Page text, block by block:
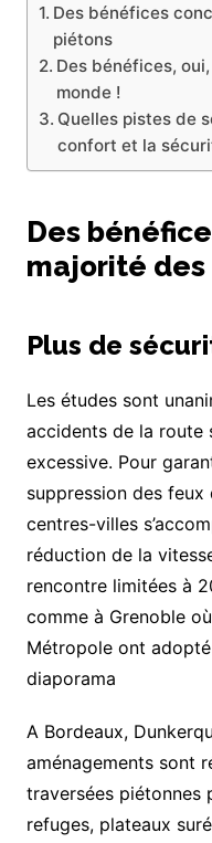
Des bénéfices
piétons
Des bénéfices,
monde !
Quelles pistes de
confort et la
Des
majorité
Plus de
Les études sont
accidents de la route
excessive. Pour
suppression des
centres-villes
réduction de la
rencontre limitées à
comme à Grenoble
Métropole ont
diaporama
A Bordeaux,
aménagements sont
traversées piétonnes
refuges, plateaux